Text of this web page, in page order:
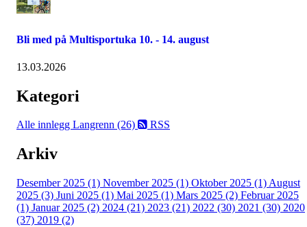
Bli med på Multisportuka 10. - 14. august
13.03.2026
Kategori
Alle innlegg Langrenn (26) RSS
Arkiv
Desember 2025 (1) November 2025 (1) Oktober 2025 (1) August
2025 (3) Juni 2025 (1) Mai 2025 (1) Mars 2025 (2) Februar 2025
(1) Januar 2025 (2) 2024 (21) 2023 (21) 2022 (30) 2021 (30) 2020
(37) 2019 (2)